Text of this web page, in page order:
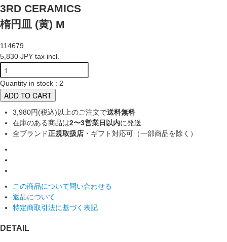
3RD CERAMICS
楕円皿 (黄) M
114679
5,830 JPY tax incl.
Quantity in stock : 2
ADD TO CART
3,980円(税込)以上のご注文で送料無料
在庫のある商品は2〜3営業日以内に発送
全ブランド正規取扱店 ・ギフト対応可（一部商品を除く）
この商品について問い合わせる
返品について
特定商取引法に基づく表記
DETAIL